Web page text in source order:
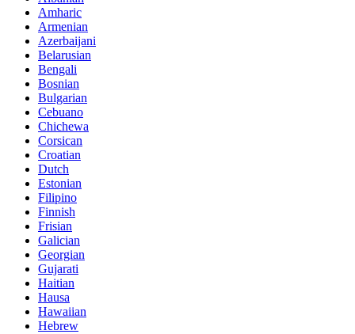
Amharic
Armenian
Azerbaijani
Belarusian
Bengali
Bosnian
Bulgarian
Cebuano
Chichewa
Corsican
Croatian
Dutch
Estonian
Filipino
Finnish
Frisian
Galician
Georgian
Gujarati
Haitian
Hausa
Hawaiian
Hebrew